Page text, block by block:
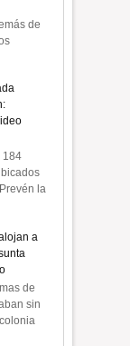
de
184
la
a
de
sin